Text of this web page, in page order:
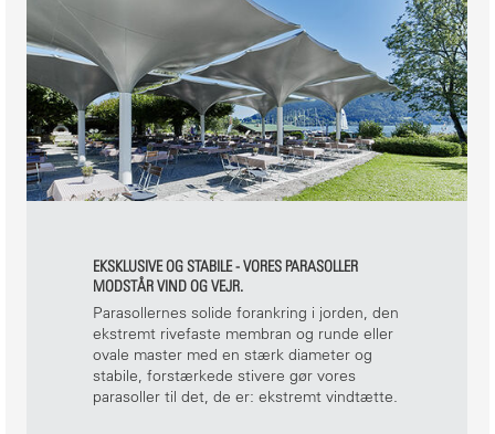
EKSKLUSIVE OG STABILE - VORES PARASOLLER
MODSTÅR VIND OG VEJR.
Parasollernes solide forankring i jorden, den
ekstremt rivefaste membran og runde eller
ovale master med en stærk diameter og
stabile, forstærkede stivere gør vores
parasoller til det, de er: ekstremt vindtætte.